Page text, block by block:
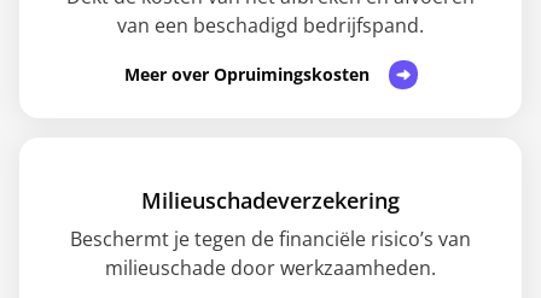
van een beschadigd bedrijfspand.
Meer over Opruimingskosten
Milieuschadeverzekering
Beschermt je tegen de financiële risico’s van
milieuschade door werkzaamheden.